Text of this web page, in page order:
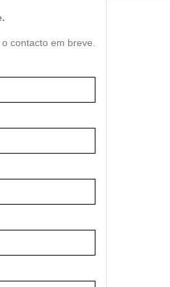
contacto em breve.